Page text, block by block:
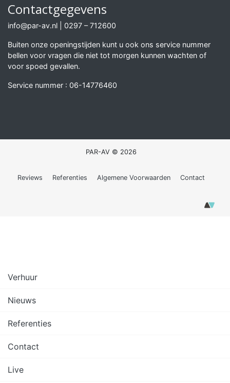
Contactgegevens
info@par-av.nl 0297 – 712600
Buiten onze openingstijden kunt u ook ons service nummer
bellen voor vragen die niet tot morgen kunnen wachten of
voor spoed gevallen.
Service nummer : 06-14776460
PAR-AV © 2026
Reviews Referenties Algemene Voorwaarden Contact
Verhuur
Nieuws
Referenties
Contact
Live